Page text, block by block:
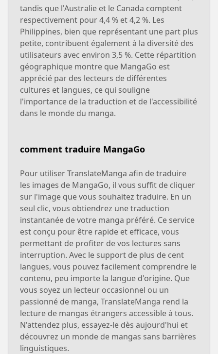
tandis que l'Australie et le Canada comptent
respectivement pour 4,4 % et 4,2 %. Les
Philippines, bien que représentant une part plus
petite, contribuent également à la diversité des
utilisateurs avec environ 3,5 %. Cette répartition
géographique montre que MangaGo est
apprécié par des lecteurs de différentes
cultures et langues, ce qui souligne
l'importance de la traduction et de l'accessibilité
dans le monde du manga.
comment traduire MangaGo
Pour utiliser TranslateManga afin de traduire
les images de MangaGo, il vous suffit de cliquer
sur l'image que vous souhaitez traduire. En un
seul clic, vous obtiendrez une traduction
instantanée de votre manga préféré. Ce service
est conçu pour être rapide et efficace, vous
permettant de profiter de vos lectures sans
interruption. Avec le support de plus de cent
langues, vous pouvez facilement comprendre le
contenu, peu importe la langue d'origine. Que
vous soyez un lecteur occasionnel ou un
passionné de manga, TranslateManga rend la
lecture de mangas étrangers accessible à tous.
N'attendez plus, essayez-le dès aujourd'hui et
découvrez un monde de mangas sans barrières
linguistiques.